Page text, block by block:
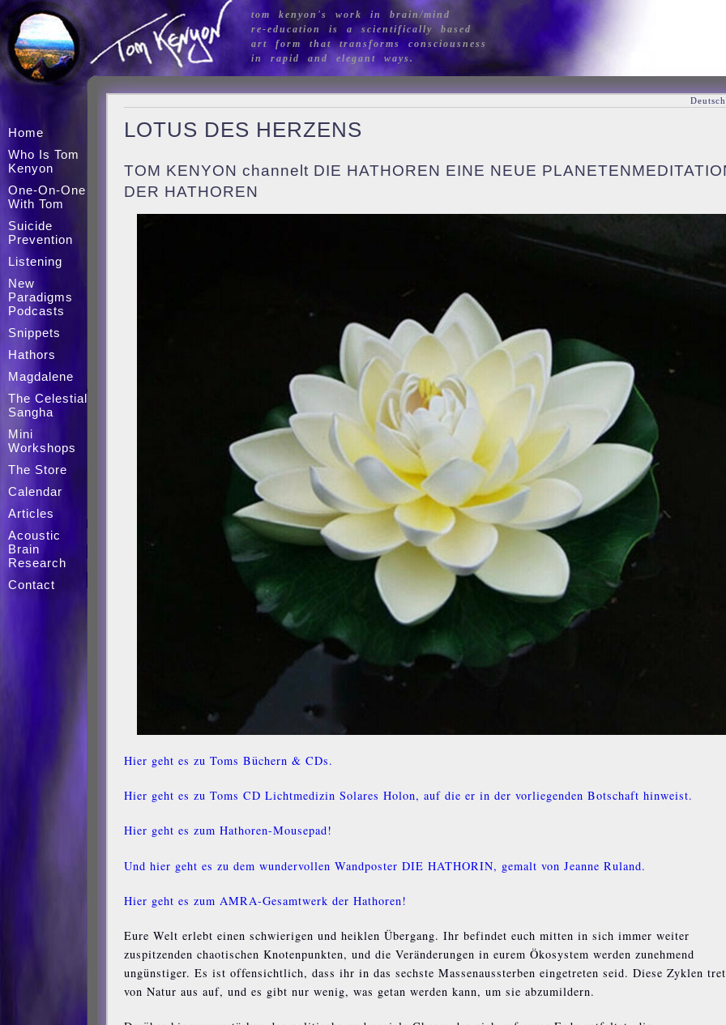
Home
Who Is Tom
Kenyon
One-On-One
With Tom
Suicide
Prevention
Listening
New
Paradigms
Podcasts
Snippets
Hathors
Magdalene
The Celestial
Sangha
Mini
Workshops
The Store
Calendar
Articles
Acoustic
Brain
Research
Contact
tom kenyon's work in brain/mind
re-education is a scientifically based
art form that transforms consciousness
in rapid and elegant ways.
LOTUS DES HERZENS
TOM KENYON channelt DIE HATHOREN EINE NEUE
DER HATHOREN
Hier geht es zu Toms Büchern & CDs.
Hier geht es zu Toms CD Lichtmedizin Solares Holon, auf die er in der vorliegenden Botschaft hinweist.
Hier geht es zum Hathoren-Mousepad!
Und hier geht es zu dem wundervollen Wandposter DIE HATHORIN, gemalt von Jeanne Ruland.
Hier geht es zum AMRA-Gesamtwerk der Hathoren!
Eure Welt erlebt einen schwierigen und heiklen Übergang. Ihr befindet euch mitten in sich immer weiter
zuspitzenden chaotischen Knotenpunkten, und die Veränderungen in eurem Ökosystem werden zunehmend
ungünstiger. Es ist offensichtlich, dass ihr in das sechste Massenaussterben eingetreten seid. Diese Zyklen
von Natur aus auf, und es gibt nur wenig, was getan werden kann, um sie abzumildern.